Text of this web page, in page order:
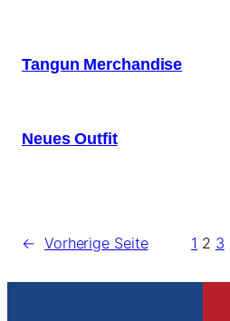
Tangun Merchandise
Neues Outfit
← Vorherige Seite 1 2 3